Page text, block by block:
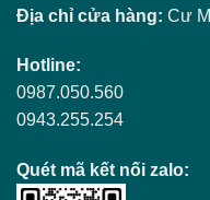
Địa chỉ cửa hàng: Cư
Hotline:
0987.050.560
0943.255.254
Quét mã kết nối zalo: